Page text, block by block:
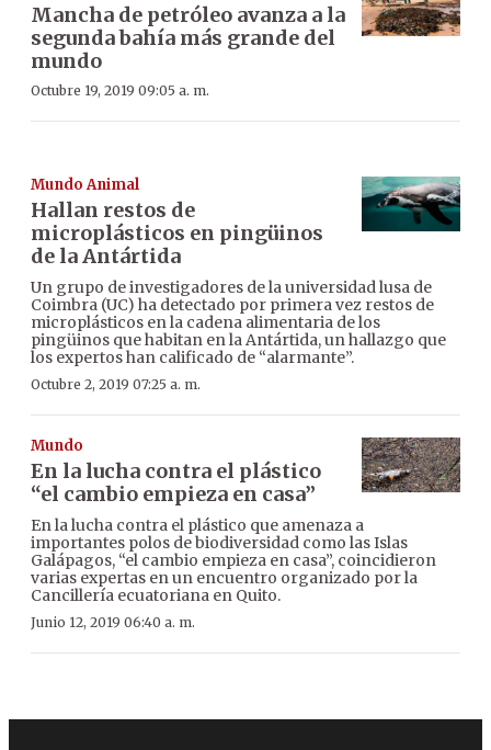
Mancha de petróleo avanza a la
segunda bahía más grande del
mundo
Octubre 19, 2019 09:05 a. m.
Mundo Animal
Hallan restos de
microplásticos en pingüinos
de la Antártida
Un grupo de investigadores de la universidad lusa de
Coimbra (UC) ha detectado por primera vez restos de
microplásticos en la cadena alimentaria de los
pingüinos que habitan en la Antártida, un hallazgo que
los expertos han calificado de “alarmante”.
Octubre 2, 2019 07:25 a. m.
Mundo
En la lucha contra el plástico
“el cambio empieza en casa”
En la lucha contra el plástico que amenaza a
importantes polos de biodiversidad como las Islas
Galápagos, “el cambio empieza en casa”, coincidieron
varias expertas en un encuentro organizado por la
Cancillería ecuatoriana en Quito.
Junio 12, 2019 06:40 a. m.